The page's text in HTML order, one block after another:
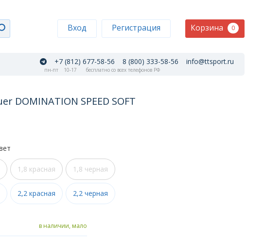
Вход Регистрация Корзина 0
+7 (812) 677-58-56 8 (800) 333-58-56 info@ttsport.ru
пн-пт 10-17 бесплатно со всех телефонов РФ
DOMINATION SPEED SOFT
1,8 красная 1,8 черная
2,2 красная 2,2 черная
в наличии, мало